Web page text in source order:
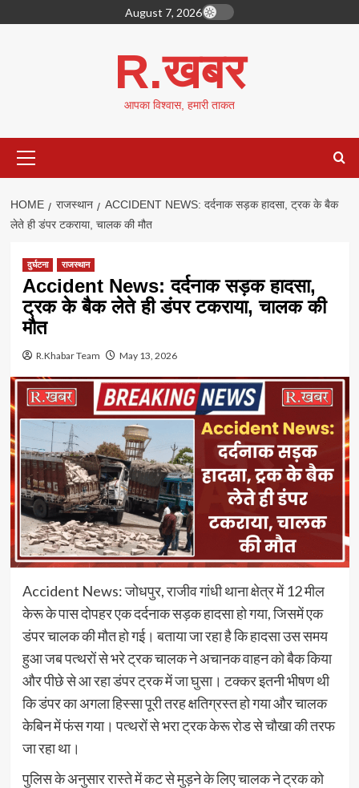
to
August 7, 2026
R.खबर
आपका विश्वास, हमारी ताकत
Menu
HOME राजस्थान
ACCIDENT NEWS: दर्दनाक सड़क हादसा, ट्रक के बैक
लेते ही डंपर टकराया, चालक की मौत
दुर्घटना राजस्थान
Accident News: दर्दनाक सड़क हादसा,
ट्रक के बैक लेते ही डंपर टकराया, चालक की
मौत
R.Khabar Team May 13, 2026
Accident News: जोधपुर, राजीव गांधी थाना क्षेत्र में 12 मील
केरू के पास दोपहर एक दर्दनाक सड़क हादसा हो गया, जिसमें एक
डंपर चालक की मौत हो गई। बताया जा रहा है कि हादसा उस समय
हुआ जब पत्थरों से भरे ट्रक चालक ने अचानक वाहन को बैक किया
और पीछे से आ रहा डंपर ट्रक में जा घुसा। टक्कर इतनी भीषण थी
कि डंपर का अगला हिस्सा पूरी तरह क्षतिग्रस्त हो गया और चालक
केबिन में फंस गया। पत्थरों से भरा ट्रक केरू रोड से चौखा की तरफ
जा रहा था।
पुलिस के अनुसार रास्ते में कट से मुड़ने के लिए चालक ने ट्रक को